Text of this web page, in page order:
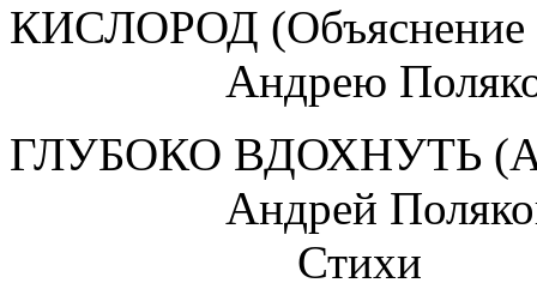
КИСЛОРОД (Объяснение
Андрею Полякову /
ГЛУБОКО ВДОХНУТЬ
Андрей
Стихи